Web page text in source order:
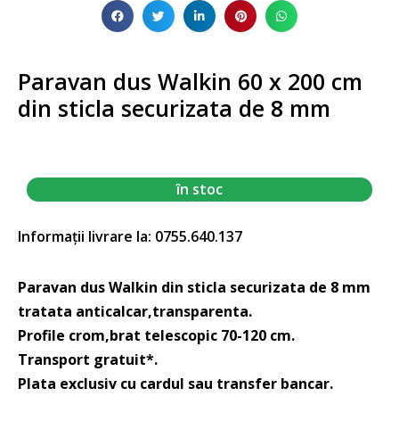
Paravan dus Walkin 60 x 200 cm
din sticla securizata de 8 mm
în stoc
Informații livrare la: 0755.640.137
Paravan dus Walkin din sticla securizata de 8 mm
tratata anticalcar,transparenta.
Profile crom,brat telescopic 70-120 cm.
Transport gratuit*.
Plata exclusiv cu cardul sau transfer bancar.